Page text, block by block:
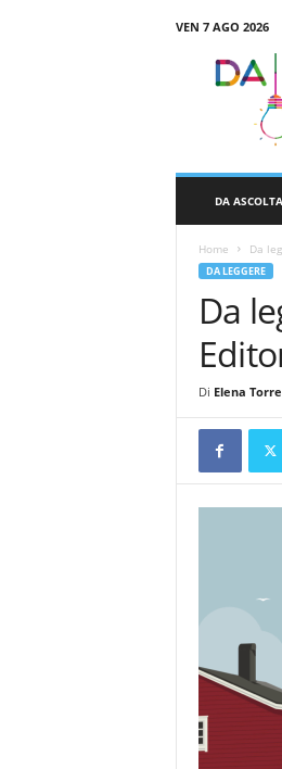
VEN 7 AGO 2026
DA
Home Da
DA LEGGERE
Da
Di Elena Torre